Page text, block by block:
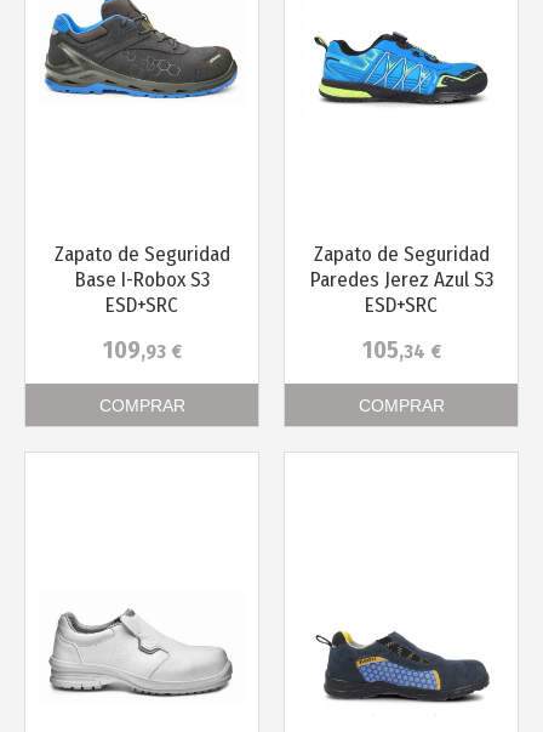
Zapato de Seguridad
Base I-Robox S3
ESD+SRC
109,93 €
COMPRAR
Zapato de Seguridad
Paredes Jerez Azul S3
ESD+SRC
105,34 €
COMPRAR
Más info Más info